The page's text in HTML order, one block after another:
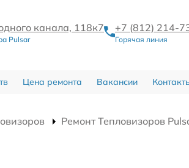
канала, 118к7
Pulsar
+7 (812) 214-
Горячая линия
Цена ремонта Вакансии
Ремонт Тепловизоров